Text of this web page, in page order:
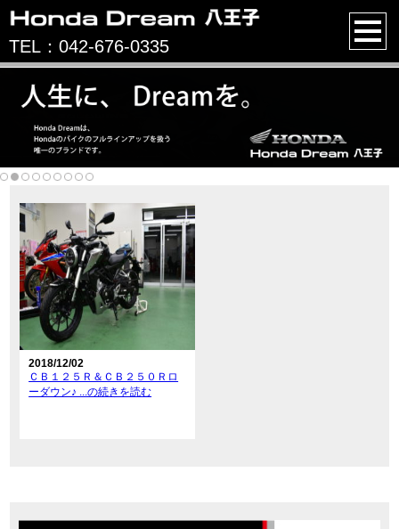
TEL：042-676-0335
2018/12/02
ＣＢ１２５Ｒ＆ＣＢ２５０Ｒロ
ーダウン♪ ...の続きを読む